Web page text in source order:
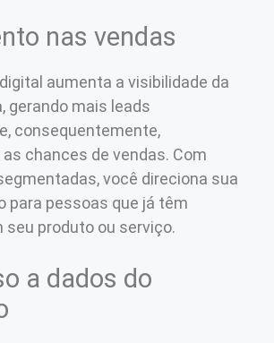
nas vendas
aumenta a visibilidade da
gerando mais leads
consequentemente,
chances de vendas. Com
você direciona sua
para pessoas que já têm
seu produto ou serviço.
a dados do